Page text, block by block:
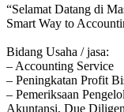
“Selamat Datang di
Smart Way to
Bidang Usaha / jasa:
– Accounting Service
– Peningkatan Profit
– Pemeriksaan
Akuntansi, Due